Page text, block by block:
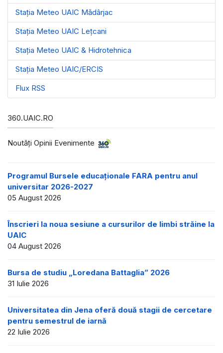
Stația Meteo UAIC Mădârjac
Stația Meteo UAIC Leţcani
Stația Meteo UAIC & Hidrotehnica
Stația Meteo UAIC/ERCIS
Flux RSS
360.UAIC.RO
Noutăţi Opinii Evenimente
Programul Bursele educaționale FARA pentru anul
universitar 2026-2027
05 August 2026
Înscrieri la noua sesiune a cursurilor de limbi străine la
UAIC
04 August 2026
Bursa de studiu „Loredana Battaglia” 2026
31 Iulie 2026
Universitatea din Jena oferă două stagii de cercetare
pentru semestrul de iarnă
22 Iulie 2026